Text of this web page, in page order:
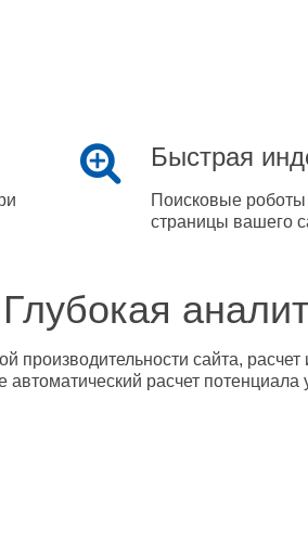
Быстрая
Поисковые роботы
страницы вашего
Глубокая
производительности сайта,
автоматический расчет